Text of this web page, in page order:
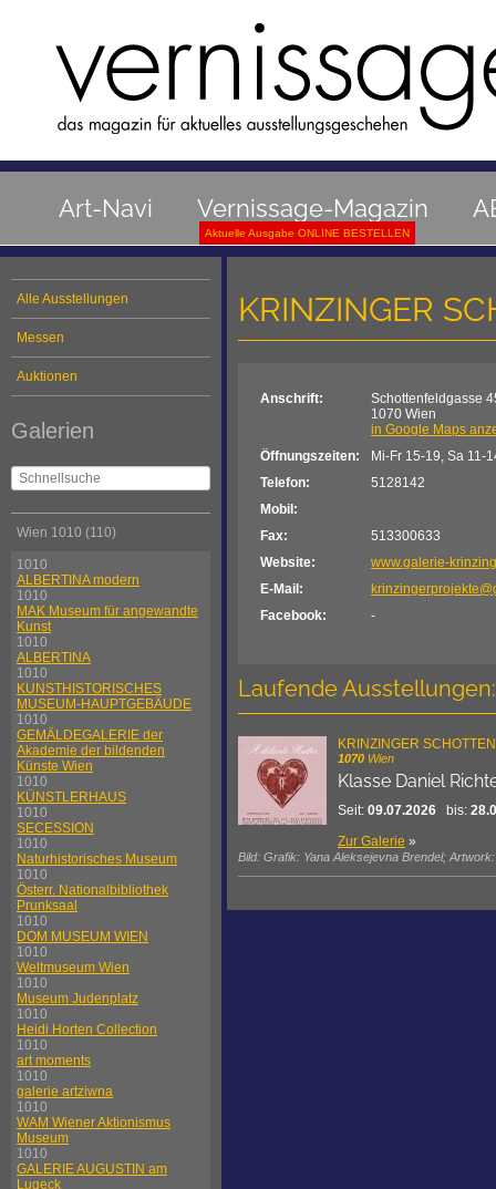
Art-Navi Vernissage-Magazin
Aktuelle Ausgabe ONLINE BESTELLEN
Alle Ausstellungen
Messen
Auktionen
Galerien
Wien 1010 (110)
1010
ALBERTINA modern
1010
MAK Museum für angewandte
Kunst
1010
ALBERTINA
1010
KUNSTHISTORISCHES
MUSEUM-HAUPTGEBÄUDE
1010
GEMÄLDEGALERIE der
Akademie der bildenden
Künste Wien
1010
KÜNSTLERHAUS
1010
SECESSION
1010
Naturhistorisches Museum
1010
Österr. Nationalbibliothek
Prunksaal
1010
DOM MUSEUM WIEN
1010
Weltmuseum Wien
1010
Museum Judenplatz
1010
Heidi Horten Collection
1010
art moments
1010
galerie artziwna
1010
WAM Wiener Aktionismus
Museum
1010
GALERIE AUGUSTIN am
Lugeck
KRINZINGER
Anschrift:
Schottenfeldgasse
1070 Wien
in Google Maps
Öffnungszeiten:
Mi-Fr 15-19, Sa 11-
Telefon:
5128142
Mobil:
Fax:
513300633
Website:
www.galerie-
E-Mail:
Facebook:
-
Laufende Ausstellungen:
KRINZINGER
1070 Wien
Klasse Daniel
Seit: 09.07.2026 bis:
Zur Galerie »
Bild: Grafik: Yana Aleksejevna Brendel;